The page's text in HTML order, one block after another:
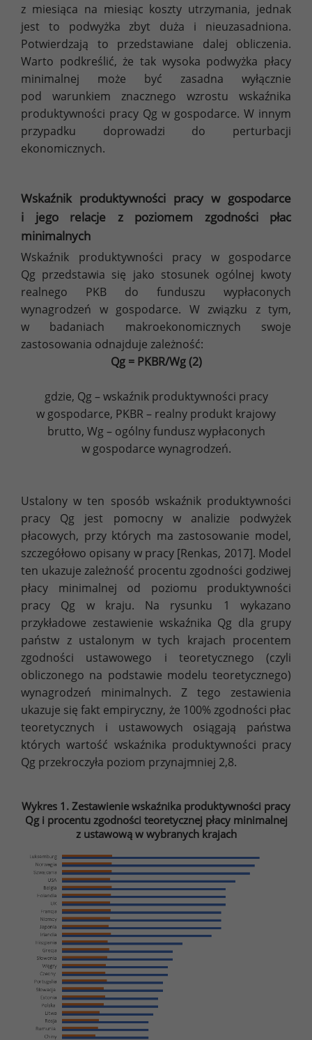
z miesiąca na miesiąc koszty utrzymania, jednak
jest to podwyżka zbyt duża i nieuzasadniona.
Potwierdzają to przedstawiane dalej obliczenia.
Warto podkreślić, że tak wysoka podwyżka płacy
minimalnej może być zasadna wyłącznie
pod warunkiem znacznego wzrostu wskaźnika
produktywności pracy Qg w gospodarce. W innym
przypadku doprowadzi do perturbacji
ekonomicznych.
Wskaźnik produktywności pracy w gospodarce
i jego relacje z poziomem zgodności płac
minimalnych
Wskaźnik produktywności pracy w gospodarce
Qg przedstawia się jako stosunek ogólnej kwoty
realnego PKB do funduszu wypłaconych
wynagrodzeń w gospodarce. W związku z tym,
w badaniach makroekonomicznych swoje
zastosowania odnajduje zależność:
Qg = PKBR/Wg (2)
gdzie, Qg – wskaźnik produktywności pracy
w gospodarce, PKBR – realny produkt krajowy
brutto, Wg – ogólny fundusz wypłaconych
w gospodarce wynagrodzeń.
Ustalony w ten sposób wskaźnik produktywności
pracy Qg jest pomocny w analizie podwyżek
płacowych, przy których ma zastosowanie model,
szczegółowo opisany w pracy [Renkas, 2017]. Model
ten ukazuje zależność procentu zgodności godziwej
płacy minimalnej od poziomu produktywności
pracy Qg w kraju. Na rysunku 1 wykazano
przykładowe zestawienie wskaźnika Qg dla grupy
państw z ustalonym w tych krajach procentem
zgodności ustawowego i teoretycznego (czyli
obliczonego na podstawie modelu teoretycznego)
wynagrodzeń minimalnych. Z tego zestawienia
ukazuje się fakt empiryczny, że 100% zgodności płac
teoretycznych i ustawowych osiągają państwa
których wartość wskaźnika produktywności pracy
Qg przekroczyła poziom przynajmniej 2,8.
Wykres 1. Zestawienie wskaźnika produktywności pracy
Qg i procentu zgodności teoretycznej płacy minimalnej
z ustawową w wybranych krajach